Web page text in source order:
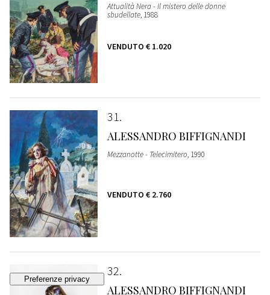
Attualità Nera - Il mistero delle donne
sbudellate, 1988
VENDUTO € 1.020
31
ALESSANDRO BIFFIGNANDI
Mezzanotte - Telecimitero, 1990
VENDUTO € 2.760
32
ALESSANDRO BIFFIGNANDI